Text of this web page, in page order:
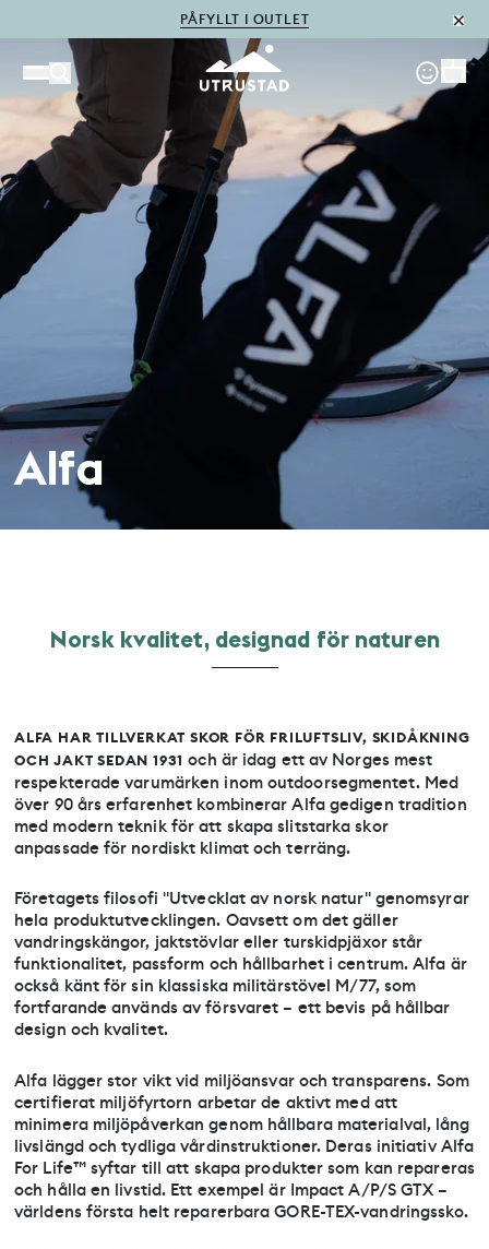
PÅFYLLT I OUTLET
Alfa
Norsk kvalitet, designad för naturen
ALFA HAR TILLVERKAT SKOR FÖR FRILUFTSLIV, SKIDÅKNING
OCH JAKT SEDAN 1931 och är idag ett av Norges mest
respekterade varumärken inom outdoorsegmentet. Med
över 90 års erfarenhet kombinerar Alfa gedigen tradition
med modern teknik för att skapa slitstarka skor
anpassade för nordiskt klimat och terräng.
Företagets filosofi "Utvecklat av norsk natur" genomsyrar
hela produktutvecklingen. Oavsett om det gäller
vandringskängor, jaktstövlar eller turskidpjäxor står
funktionalitet, passform och hållbarhet i centrum. Alfa är
också känt för sin klassiska militärstövel M/77, som
fortfarande används av försvaret – ett bevis på hållbar
design och kvalitet.
Alfa lägger stor vikt vid miljöansvar och transparens. Som
certifierat miljöfyrtorn arbetar de aktivt med att
minimera miljöpåverkan genom hållbara materialval, lång
livslängd och tydliga vårdinstruktioner. Deras initiativ Alfa
For Life™ syftar till att skapa produkter som kan repareras
och hålla en livstid. Ett exempel är Impact A/P/S GTX –
världens första helt reparerbara GORE-TEX-vandringssko.